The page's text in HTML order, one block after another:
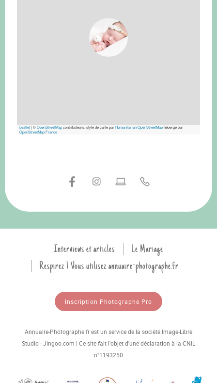
Leaflet|©OpenStreetMapcontributeurs, style de carte parHumanitarian OpenStreetMaphébergé par
OpenStreetMap France
Interviews et articles
Le Mariage
Respirez ! Vous utilisez annuaire-photographe.fr
Inscription Photographe Pro
Annuaire-Photographe.fr est un service de la société Image-Libre
Studio - Jingoo.com | Ce site fait l'objet d'une déclaration à la CNIL
n°1193250